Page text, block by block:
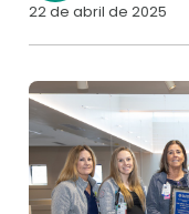
22 de abril de 2025